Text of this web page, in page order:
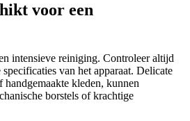
voor een
intensieve reiniging. Controleer altijd
van het apparaat. Delicate
handgemaakte kleden, kunnen
borstels of krachtige